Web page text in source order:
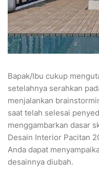
Bapak/Ibu cukup
setelahnya serahkan
menjalankan
saat telah selesai
menggambarkan dasar
Desain Interior Pacitan
Anda dapat
desainnya diubah.